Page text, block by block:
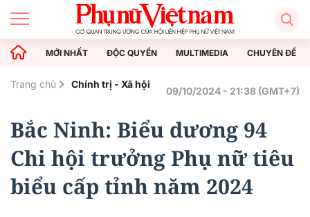
MỚI NHẤT ĐỘC QUYỀN MULTIMEDIA CHUYÊN ĐỀ
Trang chủ Chính trị - Xã hội
09/10/2024 - 21:38 (GMT+7)
Bắc Ninh: Biểu dương 94
Chi hội trưởng Phụ nữ tiêu
biểu cấp tỉnh năm 2024